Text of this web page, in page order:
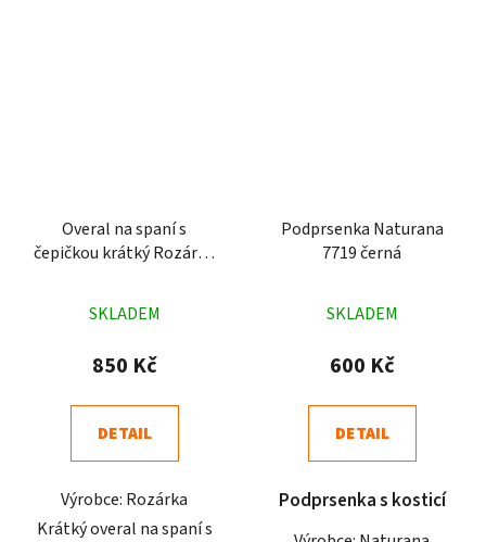
Overal na spaní s
čepičkou krátký Rozárka
hodnocení
produktu
5,0
z
hvězdiček.
SKLADEM
850 Kč
DETAIL
Výrobce: Rozárka
Krátký overal na spaní s
Podprsenka Naturana
7719 černá
hodnocení
produktu
4,6
z
hvězdiček.
SKLADEM
600 Kč
DETAIL
Podprsenka s kosticí